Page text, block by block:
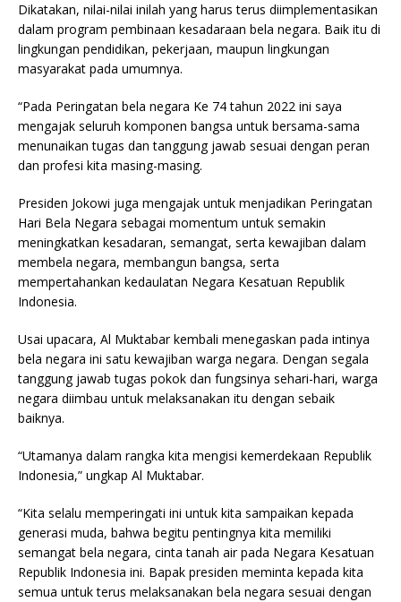
Dikatakan, nilai-nilai inilah yang harus terus diimplementasikan
dalam program pembinaan kesadaraan bela negara. Baik itu di
lingkungan pendidikan, pekerjaan, maupun lingkungan
masyarakat pada umumnya.
“Pada Peringatan bela negara Ke 74 tahun 2022 ini saya
mengajak seluruh komponen bangsa untuk bersama-sama
menunaikan tugas dan tanggung jawab sesuai dengan peran
dan profesi kita masing-masing.
Presiden Jokowi juga mengajak untuk menjadikan Peringatan
Hari Bela Negara sebagai momentum untuk semakin
meningkatkan kesadaran, semangat, serta kewajiban dalam
membela negara, membangun bangsa, serta
mempertahankan kedaulatan Negara Kesatuan Republik
Indonesia.
Usai upacara, Al Muktabar kembali menegaskan pada intinya
bela negara ini satu kewajiban warga negara. Dengan segala
tanggung jawab tugas pokok dan fungsinya sehari-hari, warga
negara diimbau untuk melaksanakan itu dengan sebaik
baiknya.
“Utamanya dalam rangka kita mengisi kemerdekaan Republik
Indonesia,” ungkap Al Muktabar.
“Kita selalu memperingati ini untuk kita sampaikan kepada
generasi muda, bahwa begitu pentingnya kita memiliki
semangat bela negara, cinta tanah air pada Negara Kesatuan
Republik Indonesia ini. Bapak presiden meminta kepada kita
semua untuk terus melaksanakan bela negara sesuai dengan